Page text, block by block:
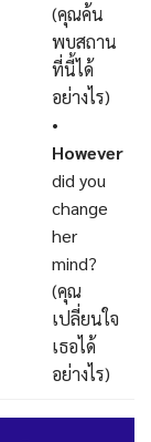
(คุณค้น
พบสถาน
ที่นี้ได้
อย่างไร)
•
However
did you
change
her
mind?
(คุณ
เปลี่ยนใจ
เธอได้
อย่างไร)